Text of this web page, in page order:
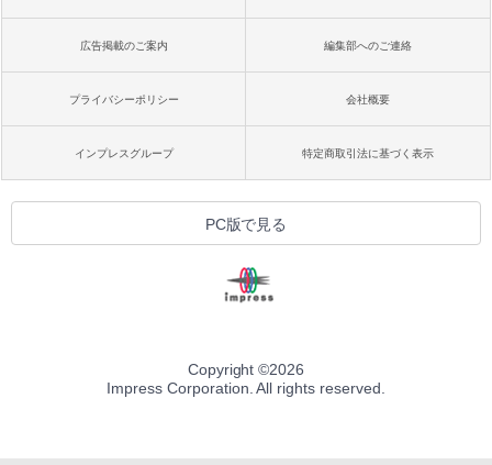
広告掲載のご案内 編集部へのご連絡
プライバシーポリシー 会社概要
インプレスグループ 特定商取引法に基づく表示
PC版で見る
Copyright ©2026
Impress Corporation. All rights reserved.